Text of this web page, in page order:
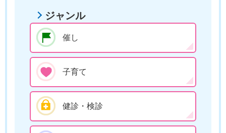
ジャンル
催し
子育て
健診・検診